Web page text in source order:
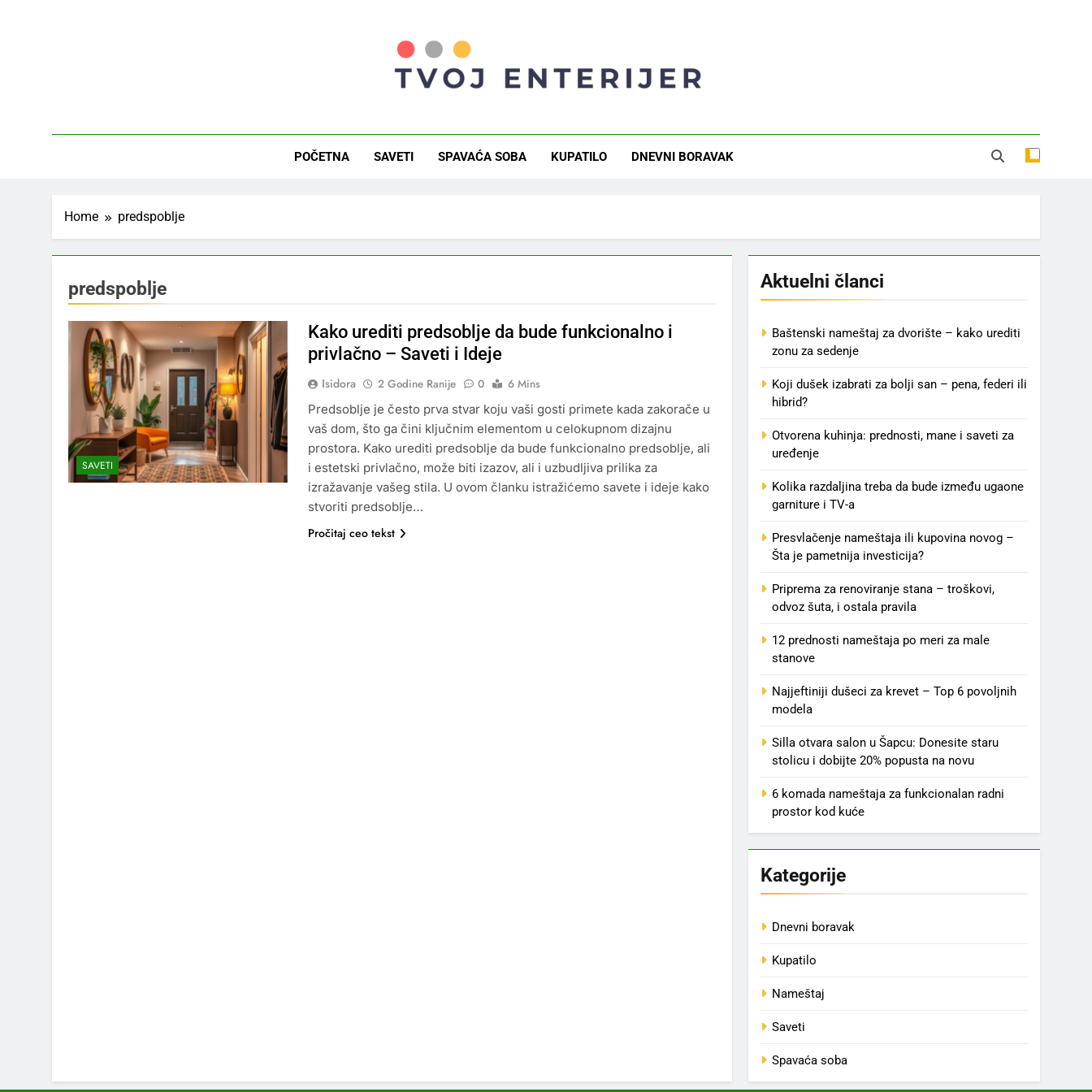
POČETNA SAVETI SPAVAĆA SOBA KUPATILO DNEVNI BORAVAK
Home predspoblje
predspoblje
SAVETI
Kako urediti predsoblje da bude funkcionalno i
privlačno – Saveti i Ideje
Isidora 2 Godine Ranije 0
6 Mins
Predsoblje je često prva stvar koju vaši gosti primete kada zakorače u
vaš dom, što ga čini ključnim elementom u celokupnom dizajnu
prostora. Kako urediti predsoblje da bude funkcionalno predsoblje, ali
i estetski privlačno, može biti izazov, ali i uzbudljiva prilika za
izražavanje vašeg stila. U ovom članku istražićemo savete i ideje kako
stvoriti predsoblje…
Pročitaj ceo tekst
Aktuelni članci
Baštenski nameštaj za dvorište – kako urediti
zonu za sedenje
Koji dušek izabrati za bolji san – pena, federi ili
hibrid?
Otvorena kuhinja: prednosti, mane i saveti za
uređenje
Kolika razdaljina treba da bude između ugaone
garniture i TV-a
Presvlačenje nameštaja ili kupovina novog –
Šta je pametnija investicija?
Priprema za renoviranje stana – troškovi,
odvoz šuta, i ostala pravila
12 prednosti nameštaja po meri za male
stanove
Najjeftiniji dušeci za krevet – Top 6 povoljnih
modela
Silla otvara salon u Šapcu: Donesite staru
stolicu i dobijte 20% popusta na novu
6 komada nameštaja za funkcionalan radni
prostor kod kuće
Kategorije
Dnevni boravak
Kupatilo
Nameštaj
Saveti
Spavaća soba